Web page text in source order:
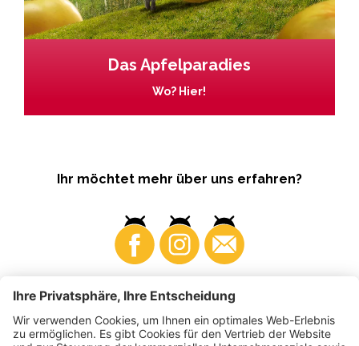
Das Apfelparadies
Wo? Hier!
Ihr möchtet mehr über uns erfahren?
Business Produzenten